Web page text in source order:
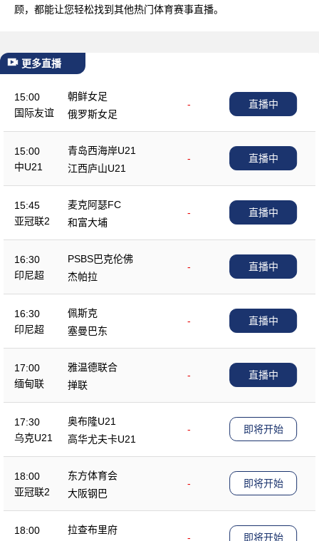
顾，都能让您轻松找到其他热门体育赛事直播。
更多直播
15:00
国际友谊
朝鲜女足
-
俄罗斯女足
直播中
15:00
中U21
青岛西海岸U21
-
江西庐山U21
直播中
15:45
亚冠联2
麦克阿瑟FC
-
和富大埔
直播中
16:30
印尼超
PSBS巴克伦佛
-
杰帕拉
直播中
16:30
印尼超
佩斯克
-
塞曼巴东
直播中
17:00
缅甸联
雅温德联合
-
掸联
直播中
17:30
乌克U21
奥布隆U21
-
高华尤夫卡U21
即将开始
18:00
亚冠联2
东方体育会
-
大阪钢巴
即将开始
18:00
拉查布里府
-
即将开始